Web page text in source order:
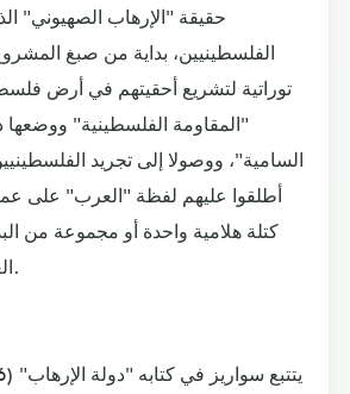
حقيقة "الإرهاب
الفلسطينيين، بداية من صبغ
توراتية لتشريع أحقيتهم في أرض
"المقاومة الفلسطينية" ووضعها
السامية"، ووصولا إلى تجريد
أطلقوا عليهم لفظة "العرب" على
كتلة هلامية واحدة أو مجموعة من
العيش في أي مكان.